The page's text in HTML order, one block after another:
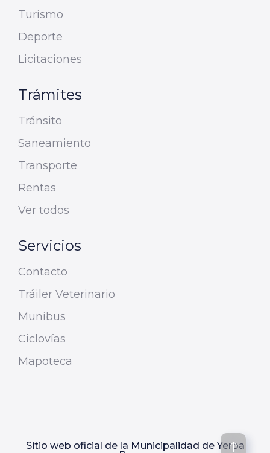
Turismo
Deporte
Licitaciones
Trámites
Tránsito
Saneamiento
Transporte
Rentas
Ver todos
Servicios
Contacto
Tráiler Veterinario
Munibus
Ciclovías
Mapoteca
Sitio web oficial de la Municipalidad de Yerba